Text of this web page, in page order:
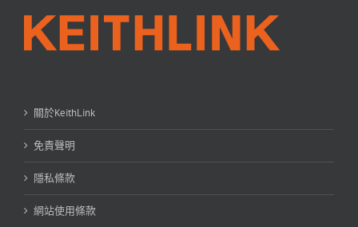
關於KeithLink
免責聲明
隱私條款
網站使用條款